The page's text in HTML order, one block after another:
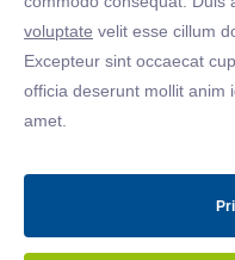
voluptate velit esse cillum
Excepteur sint occaecat
officia deserunt mollit anim
amet.